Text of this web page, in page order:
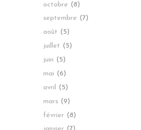
octobre (8)
septembre (7)
août (5)
juillet (5)
juin (5)
mai (6)
avril (5)
mars (9)
février (8)